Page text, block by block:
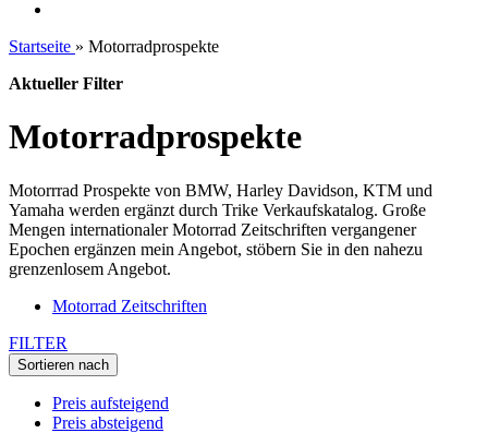
Startseite » Motorradprospekte
Aktueller Filter
Motorradprospekte
Motorrrad Prospekte von BMW, Harley Davidson, KTM und
Yamaha werden ergänzt durch Trike Verkaufskatalog. Große
Mengen internationaler Motorrad Zeitschriften vergangener
Epochen ergänzen mein Angebot, stöbern Sie in den nahezu
grenzenlosem Angebot.
Motorrad Zeitschriften
FILTER
Sortieren nach
Preis aufsteigend
Preis absteigend